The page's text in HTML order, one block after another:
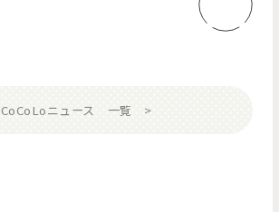
CoCoLoニュース 一覧